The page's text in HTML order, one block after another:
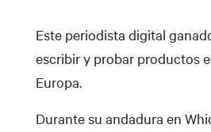
Este periodista digital
escribir y probar productos
Europa.
Durante su andadura en